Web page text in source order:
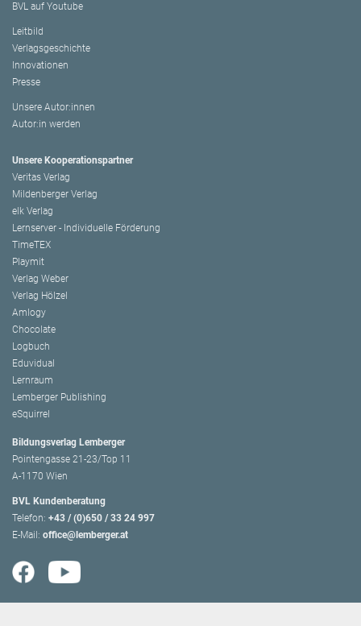
BVL auf Youtube
Leitbild
Verlagsgeschichte
Innovationen
Presse
Unsere Autor:innen
Autor:in werden
Unsere Kooperationspartner
Veritas Verlag
Mildenberger Verlag
elk Verlag
Lernserver - Individuelle Förderung
TimeTEX
Playmit
Verlag Weber
Verlag Hölzel
Amlogy
Chocolate
Logbuch
Eduvidual
Lernraum
Lemberger Publishing
eSquirrel
Bildungsverlag Lemberger
Pointengasse 21-23/Top 11
A-1170 Wien
BVL Kundenberatung
Telefon: +43 / (0)650 / 33 24 997
E-Mail: office@lemberger.at